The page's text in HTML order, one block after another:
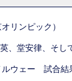
リンピック）
、堂安律、そ
ウェー 試合結